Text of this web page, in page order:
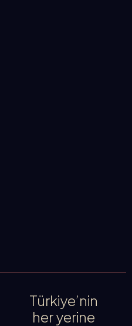
Türkiye’nin
her yerine